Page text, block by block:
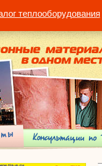
теплооборудования